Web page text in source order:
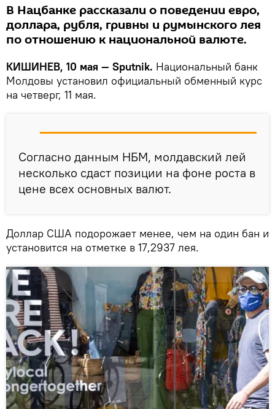
В Нацбанке рассказали о поведении евро,
доллара, рубля, гривны и румынского лея
по отношению к национальной валюте.
КИШИНЕВ, 10 мая — Sputnik. Национальный банк
Молдовы установил официальный обменный курс
на четверг, 11 мая.
Согласно данным НБМ, молдавский лей
несколько сдаст позиции на фоне роста в
цене всех основных валют.
Доллар США подорожает менее, чем на один бан и
установится на отметке в 17,2937 лея.